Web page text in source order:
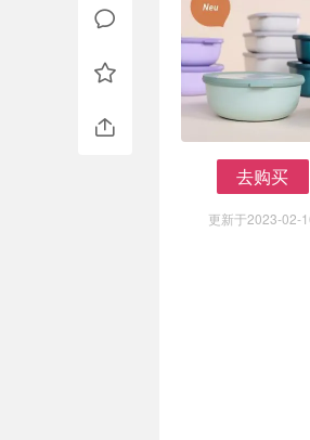
去购买
更新于2023-02-